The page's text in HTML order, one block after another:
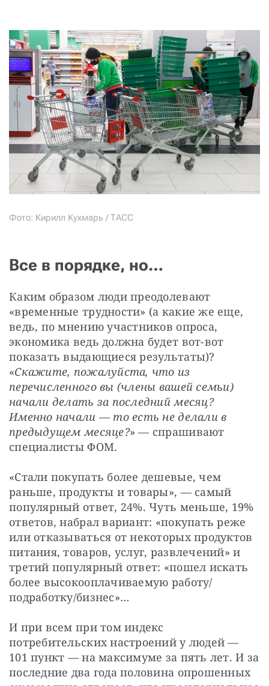
Фото: Кирилл Кухмарь / ТАСС
Все в порядке, но…
Каким образом люди преодолевают
«временные трудности» (а какие же еще,
ведь, по мнению участников опроса,
экономика ведь должна будет вот-вот
показать выдающиеся результаты)?
«Скажите, пожалуйста, что из
перечисленного вы (члены вашей семьи)
начали делать за последний месяц?
Именно начали — то есть не делали в
предыдущем месяце?» — спрашивают
специалисты ФОМ.
«Стали покупать более дешевые, чем
раньше, продукты и товары», — самый
популярный ответ, 24%. Чуть меньше, 19%
ответов, набрал вариант: «покупать реже
или отказываться от некоторых продуктов
питания, товаров, услуг, развлечений» и
третий популярный ответ: «пошел искать
более высокооплачиваемую работу/
подработку/бизнес»…
И при всем при том индекс
потребительских настроений у людей —
101 пункт — на максимуме за пять лет. И за
последние два года половина опрошенных